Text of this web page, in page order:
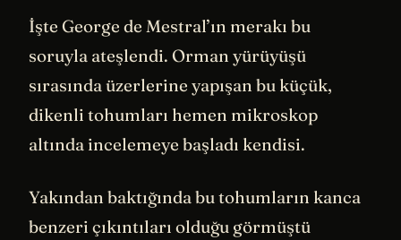
İşte George de Mestral’ın merakı bu
soruyla ateşlendi. Orman yürüyüşü
sırasında üzerlerine yapışan bu küçük,
dikenli tohumları hemen mikroskop
altında incelemeye başladı kendisi.
Yakından baktığında bu tohumların kanca
benzeri çıkıntıları olduğu görmüştü